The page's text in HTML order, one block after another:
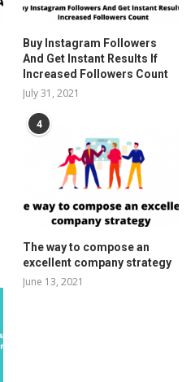
Buy Instagram Followers
And Get Instant Results If
Increased Followers Count
July 31, 2021
4
The way to compose an
excellent company strategy
June 13, 2021